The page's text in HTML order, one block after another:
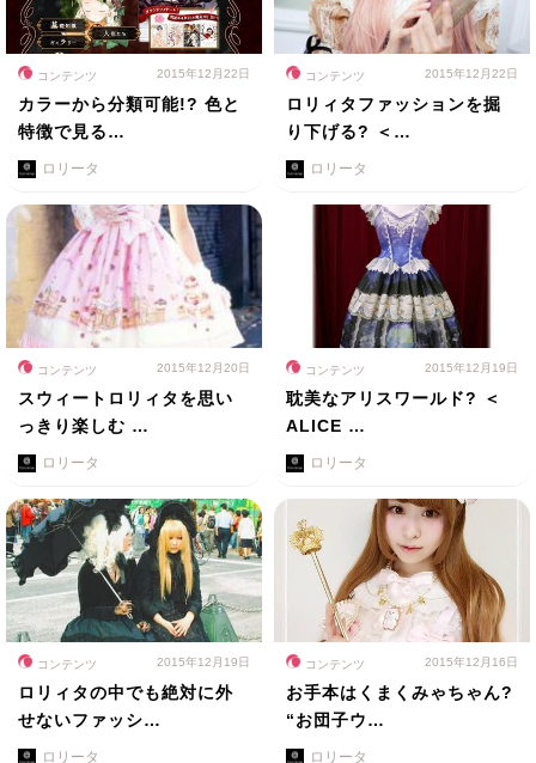
コンテンツ 2015年12月22日
カラーから分類可能!? 色と
特徴で見る…
ロリータ
コンテンツ 2015年12月22日
ロリィタファッションを掘
り下げる? ＜…
ロリータ
コンテンツ 2015年12月20日
スウィートロリィタを思い
っきり楽しむ …
ロリータ
コンテンツ 2015年12月19日
耽美なアリスワールド? ＜
ALICE …
ロリータ
コンテンツ 2015年12月19日
ロリィタの中でも絶対に外
せないファッシ…
ロリータ
コンテンツ 2015年12月16日
お手本はくまくみゃちゃん?
“お団子ウ…
ロリータ